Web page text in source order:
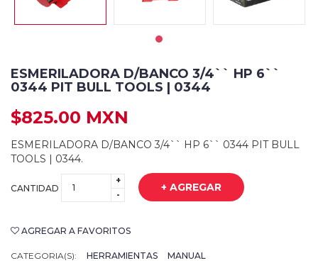
ESMERILADORA D/BANCO 3/4`` HP 6``
0344 PIT BULL TOOLS | 0344
$825.00 MXN
ESMERILADORA D/BANCO 3/4`` HP 6`` 0344 PIT BULL
TOOLS | 0344.
CANTIDAD
+
-
+ AGREGAR
AGREGAR A FAVORITOS
CATEGORIA(S): HERRAMIENTAS MANUAL